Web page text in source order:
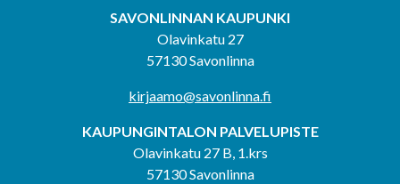
SAVONLINNAN KAUPUNKI
Olavinkatu 27
57130 Savonlinna
kirjaamo@savonlinna.fi
KAUPUNGINTALON PALVELUPISTE
Olavinkatu 27 B, 1.krs
57130 Savonlinna